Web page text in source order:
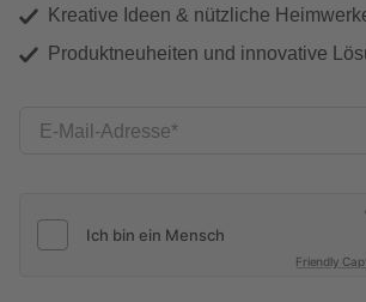
Kreative Ideen & nützliche
Produktneuheiten und innovative
E-Mail-Adresse
Friendly